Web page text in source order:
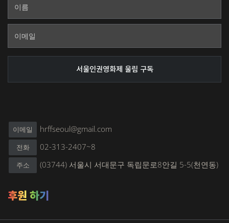
이메일 hrffseoul@gmail.com
전화 02-313-2407~8
주소 (03744) 서울시 서대문구 독립문로8안길 5-5(천연동)
후원 하기